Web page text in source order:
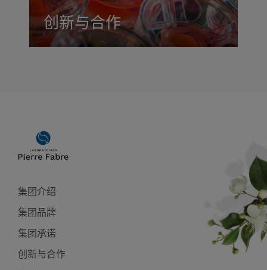
创新与合作
Main
navigation
集团介绍
集团品牌
集团承诺
创新与合作